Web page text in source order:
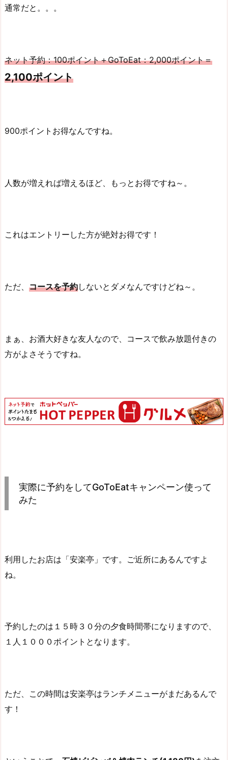
通常だと。。。
ネット予約：100ポイント＋GoToEat：2,000ポイント＝
2,100ポイント
900ポイントお得なんですね。
人数が増えれば増えるほど、もっとお得ですね～。
これはエントリーした方が絶対お得です！
ただ、 コースを予約しないとダメなんですけどね～。
まぁ、お酒大好きな友人なので、コースで飲み放題付きの
方がよさそうですね。
実際に予約をしてGoToEatキャンペーン使って
みた
利用したお店は「安楽亭」です。ご近所にあるんですよ
ね。
予約したのは１５時３０分の夕食時間帯になりますので、
１人１０００ポイントとなります。
ただ、この時間は安楽亭はランチメニューがまだあるんで
す！